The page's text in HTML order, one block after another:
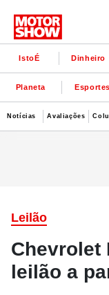
IstoÉ Dinheiro
Planeta Esportes
Notícias Avaliações
Leilão
Chevrolet
leilão a